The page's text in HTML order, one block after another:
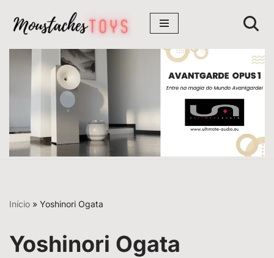
Avançar
para
conteúdo
Início » Yoshinori Ogata
Yoshinori Ogata